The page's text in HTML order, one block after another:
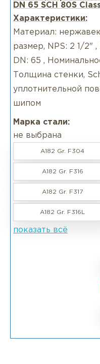
DN 65 SCH 80S
Характеристики:
Материал:
размер, NPS: 2 1/2"
DN: 65 ,
Толщина стенки,
уплотнительной
шипом
Марка стали:
не выбрана
A182 Gr. F304
A182 Gr. F316
A182 Gr. F317
A182 Gr. F316L
показать всё